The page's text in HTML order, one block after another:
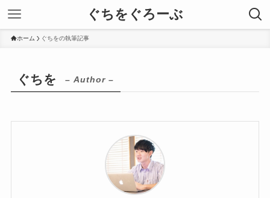
ぐちをぐろーぶ
ホーム ぐちをの執筆記事
ぐちを – Author –